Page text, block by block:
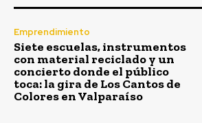
Emprendimiento
Siete escuelas, instrumentos
con material reciclado y un
concierto donde el público
toca: la gira de Los Cantos de
Colores en Valparaíso